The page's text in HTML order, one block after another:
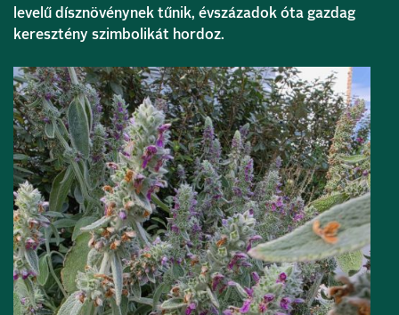
levelű dísznövénynek tűnik, évszázadok óta gazdag
keresztény szimbolikát hordoz.